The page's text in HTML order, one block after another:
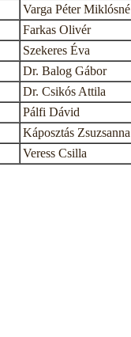
Varga Péter Miklósné
Farkas Olivér
Szekeres Éva
Dr. Balog Gábor
Dr. Csikós Attila
Pálfi Dávid
Káposztás Zsuzsanna
Veress Csilla